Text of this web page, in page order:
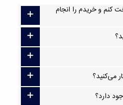
کنم و خریدم را انجام
می‌کنید؟
دارد؟